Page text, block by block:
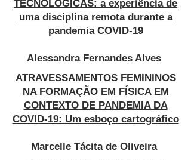
TECNOLÓGICAS: a experiência de
uma disciplina remota durante a
pandemia COVID-19
Alessandra Fernandes Alves
ATRAVESSAMENTOS FEMININOS
NA FORMAÇÃO EM FÍSICA EM
CONTEXTO DE PANDEMIA DA
COVID-19: Um esboço cartográfico
Marcelle Tácita de Oliveira